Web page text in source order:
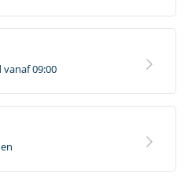
09:00